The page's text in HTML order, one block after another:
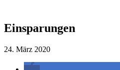
Einsparungen
24. März 2020